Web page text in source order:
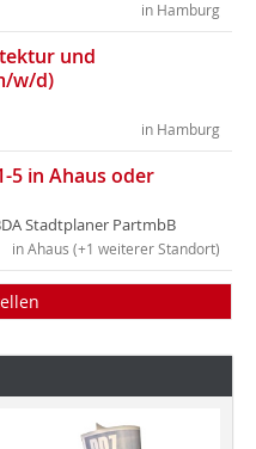
in Hamburg
und
w/d)
in Hamburg
5 in Ahaus oder
Stadtplaner PartmbB
in Ahaus (+1 weiterer Standort)